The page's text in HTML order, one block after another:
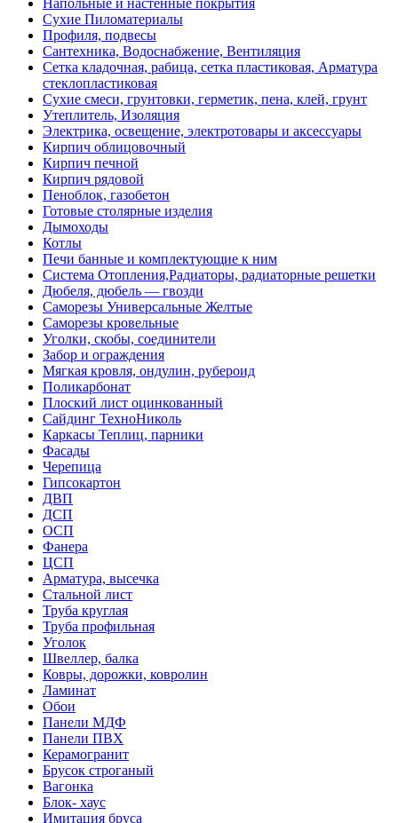
Сухие Пиломатериалы
Профиля, подвесы
Сантехника, Водоснабжение, Вентиляция
Сетка кладочная, рабица, сетка пластиковая, Арматура
стеклопластиковая
Сухие смеси, грунтовки, герметик, пена, клей, грунт
Утеплитель, Изоляция
Электрика, освещение, электротовары и аксессуары
Кирпич облицовочный
Кирпич печной
Кирпич рядовой
Пеноблок, газобетон
Готовые столярные изделия
Дымоходы
Котлы
Печи банные и комплектующие к ним
Система Отопления,Радиаторы, радиаторные решетки
Дюбеля, дюбель — гвозди
Саморезы Универсальные Желтые
Саморезы кровельные
Уголки, скобы, соединители
Забор и ограждения
Мягкая кровля, ондулин, рубероид
Поликарбонат
Плоский лист оцинкованный
Сайдинг ТехноНиколь
Каркасы Теплиц, парники
Фасады
Черепица
Гипсокартон
ДВП
ДСП
ОСП
Фанера
ЦСП
Арматура, высечка
Стальной лист
Труба круглая
Труба профильная
Уголок
Швеллер, балка
Ковры, дорожки, ковролин
Ламинат
Обои
Панели МДФ
Панели ПВХ
Керамогранит
Брусок строганый
Вагонка
Блок- хаус
Имитация бруса